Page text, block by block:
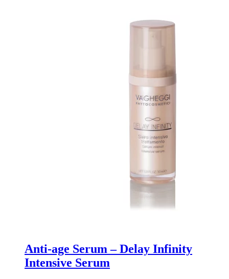
Anti-age Serum – Delay Infinity
Intensive Serum